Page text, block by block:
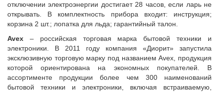
отключении электроэнергии достигает 28 часов, если ларь не
открывать. В комплектность прибора входит: инструкция;
корзина 2 шт.; лопатка для льда; гарантийный талон.
Avex – российская торговая марка бытовой техники и
электроники. В 2011 году компания «Диорит» запустила
эксклюзивную торговую марку под названием Avex, продукция
которой ориентирована на экономных покупателей. В
ассортименте продукции более чем 300 наименований
бытовой техники и электроники, включая встраиваемую,